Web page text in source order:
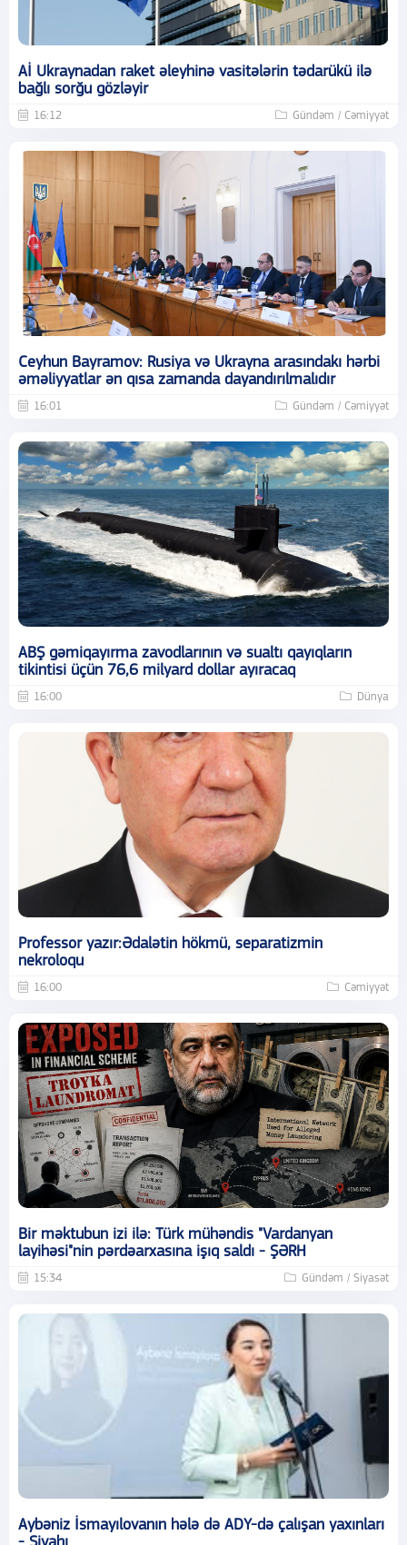
Aİ Ukraynadan raket əleyhinə vasitələrin tədarükü ilə
bağlı sorğu gözləyir
16:12 Gündəm / Cəmiyyət
Ceyhun Bayramov: Rusiya və Ukrayna arasındakı hərbi
əməliyyatlar ən qısa zamanda dayandırılmalıdır
16:01 Gündəm / Cəmiyyət
ABŞ gəmiqayırma zavodlarının və sualtı qayıqların
tikintisi üçün 76,6 milyard dollar ayıracaq
16:00 Dünya
Professor yazır:Ədalətin hökmü, separatizmin
nekroloqu
16:00 Cəmiyyət
Bir məktubun izi ilə: Türk mühəndis "Vardanyan
layihəsi"nin pərdəarxasına işıq saldı - ŞƏRH
15:34 Gündəm / Siyasət
Aybəniz İsmayılovanın hələ də ADY-də çalışan yaxınları